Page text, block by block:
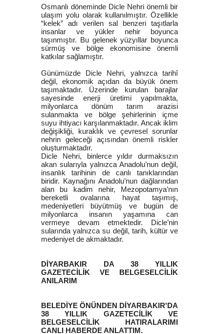
Osmanlı döneminde Dicle Nehri önemli bir
ulaşım yolu olarak kullanılmıştır. Özellikle
“kelek” adı verilen sal benzeri taşıtlarla
insanlar ve yükler nehir boyunca
taşınmıştır. Bu gelenek yüzyıllar boyunca
sürmüş ve bölge ekonomisine önemli
katkılar sağlamıştır.
Günümüzde Dicle Nehri, yalnızca tarihî
değil, ekonomik açıdan da büyük önem
taşımaktadır. Üzerinde kurulan barajlar
sayesinde enerji üretimi yapılmakta,
milyonlarca dönüm tarım arazisi
sulanmakta ve bölge şehirlerinin içme
suyu ihtiyacı karşılanmaktadır. Ancak iklim
değişikliği, kuraklık ve çevresel sorunlar
nehrin geleceği açısından önemli riskler
oluşturmaktadır.
Dicle Nehri, binlerce yıldır durmaksızın
akan sularıyla yalnızca Anadolu’nun değil,
insanlık tarihinin de canlı tanıklarından
biridir. Kaynağını Anadolu’nun dağlarından
alan bu kadim nehir, Mezopotamya’nın
bereketli ovalarına hayat taşımış,
medeniyetleri büyütmüş ve bugün de
milyonlarca insanın yaşamına can
vermeye devam etmektedir. Dicle’nin
sularında yalnızca su değil, tarih, kültür ve
medeniyet de akmaktadır.
DİYARBAKIR DA 38 YILLIK
GAZETECİLİK VE BELGESELCİLİK
ANILARIM
BELEDİYE ÖNÜNDEN DİYARBAKIR'DA
38 YILLIK GAZETECİLİK VE
BELGESELCİLİK HATIRALARIMI
CANLI HABERDE ANLATTIM.